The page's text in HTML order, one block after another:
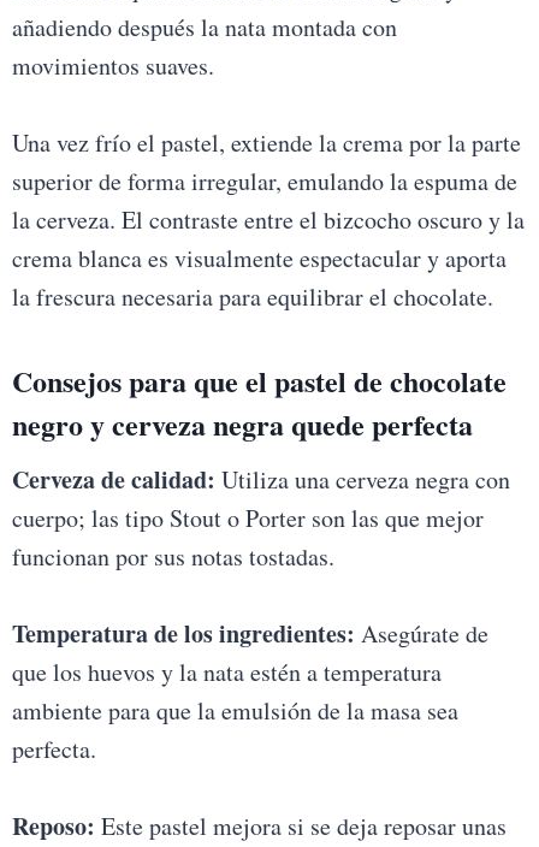
añadiendo después la nata montada con
movimientos suaves.
Una vez frío el pastel, extiende la crema por la parte
superior de forma irregular, emulando la espuma de
la cerveza. El contraste entre el bizcocho oscuro y la
crema blanca es visualmente espectacular y aporta
la frescura necesaria para equilibrar el chocolate.
Consejos para que el pastel de chocolate
negro y cerveza negra quede perfecta
Cerveza de calidad: Utiliza una cerveza negra con
cuerpo; las tipo Stout o Porter son las que mejor
funcionan por sus notas tostadas.
Temperatura de los ingredientes: Asegúrate de
que los huevos y la nata estén a temperatura
ambiente para que la emulsión de la masa sea
perfecta.
Reposo: Este pastel mejora si se deja reposar unas